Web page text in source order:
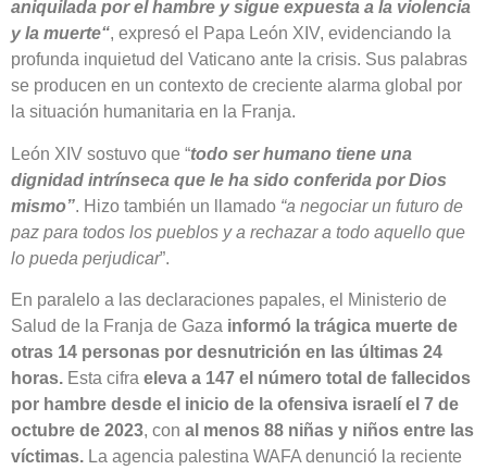
aniquilada por el hambre y sigue expuesta a la violencia
y la muerte“, expresó el Papa León XIV, evidenciando la
profunda inquietud del Vaticano ante la crisis. Sus palabras
se producen en un contexto de creciente alarma global por
la situación humanitaria en la Franja.
León XIV sostuvo que “todo ser humano tiene una
dignidad intrínseca que le ha sido conferida por Dios
mismo”. Hizo también un llamado “a negociar un futuro de
paz para todos los pueblos y a rechazar a todo aquello que
lo pueda perjudicar”.
En paralelo a las declaraciones papales, el Ministerio de
Salud de la Franja de Gaza informó la trágica muerte de
otras 14 personas por desnutrición en las últimas 24
horas. Esta cifra eleva a 147 el número total de fallecidos
por hambre desde el inicio de la ofensiva israelí el 7 de
octubre de 2023, con al menos 88 niñas y niños entre las
víctimas. La agencia palestina WAFA denunció la reciente